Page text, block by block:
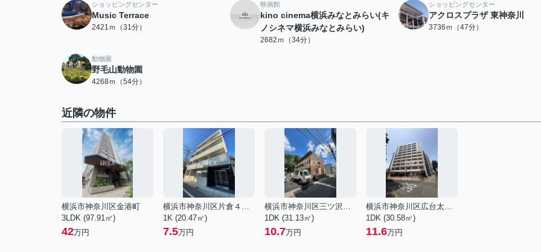
ショッピングセンター
Music Terrace
2421ｍ（31分）
映画館
kino cinema横浜みなとみらい(キ
ノシネマ横浜みなとみらい)
2682ｍ（34分）
ショッピングセンター
アクロスプラザ 東神奈川
3736ｍ（47分）
動物園
野毛山動物園
4268ｍ（54分）
近隣の物件
横浜市神奈川区金港町
3LDK (97.91㎡)
42万円
横浜市神奈川区片倉４丁目
1K (20.47㎡)
7.5万円
横浜市神奈川区三ツ沢上町
1DK (31.13㎡)
10.7万円
横浜市神奈川区広台太田町
1DK (30.58㎡)
11.6万円